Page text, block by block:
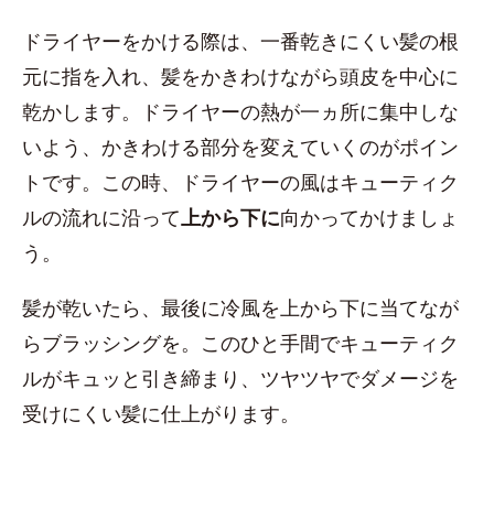
ドライヤーをかける際は、一番乾きにくい髪の根
元に指を入れ、髪をかきわけながら頭皮を中心に
乾かします。ドライヤーの熱が一ヵ所に集中しな
いよう、かきわける部分を変えていくのがポイン
トです。この時、ドライヤーの風はキューティク
ルの流れに沿って上から下に向かってかけましょ
う。
髪が乾いたら、最後に冷風を上から下に当てなが
らブラッシングを。このひと手間でキューティク
ルがキュッと引き締まり、ツヤツヤでダメージを
受けにくい髪に仕上がります。